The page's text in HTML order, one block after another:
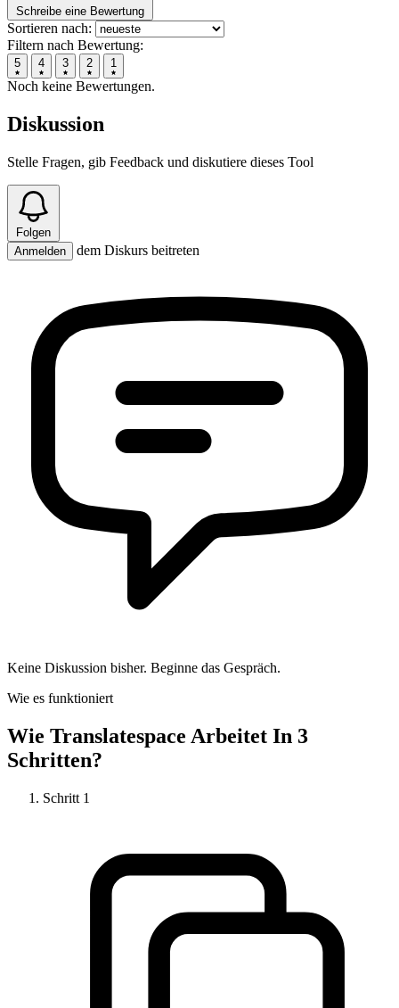
Schreibe eine Bewertung
Sortieren nach:
Filtern nach Bewertung:
5 4 3 2 1
Noch keine Bewertungen.
Diskussion
Stelle Fragen, gib Feedback und diskutiere dieses Tool
Folgen
Anmelden
dem Diskurs beitreten
Keine Diskussion bisher. Beginne das Gespräch.
Wie es funktioniert
Wie Translatespace Arbeitet In 3
Schritten?
Schritt 1